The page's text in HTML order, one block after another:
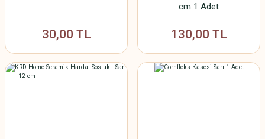
30,00 TL
cm 1 Adet
130,00 TL